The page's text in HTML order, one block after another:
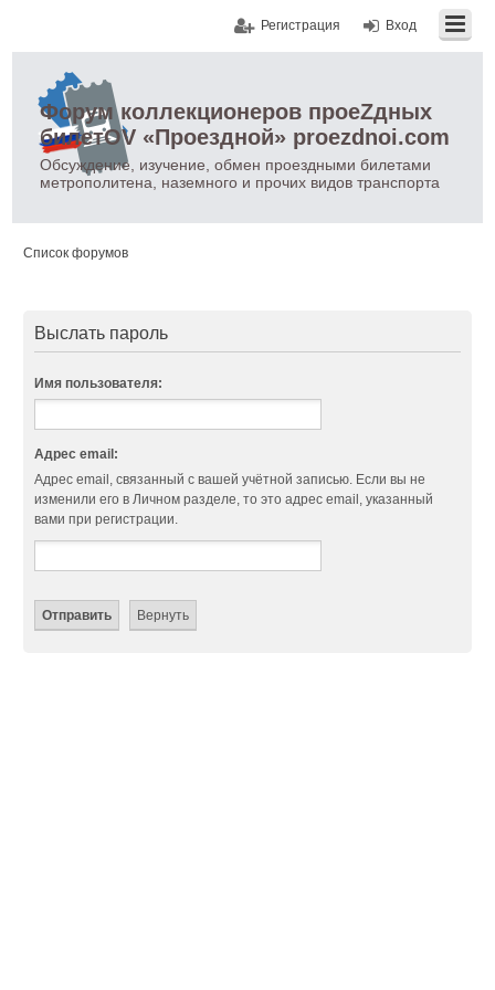
Вход
Регистрация
Форум коллекционеров проеZдных
билетOV «Проездной» proezdnoi.com
Обсуждение, изучение, обмен проездными билетами
метрополитена, наземного и прочих видов транспорта
Список форумов
Выслать пароль
Имя пользователя:
Адрес email:
Адрес email, связанный с вашей учётной записью. Если вы не
изменили его в Личном разделе, то это адрес email, указанный
вами при регистрации.